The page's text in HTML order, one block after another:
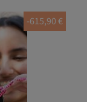
-615,90 €